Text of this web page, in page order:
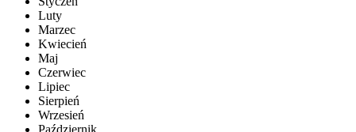
Luty
Marzec
Kwiecień
Maj
Czerwiec
Lipiec
Sierpień
Wrzesień
Październik